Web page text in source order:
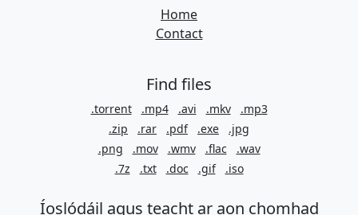
Home
Contact
Find files
.torrent .mp4 .avi .mkv
.mp3
.zip
.rar .pdf .exe
.jpg
.png
.mov .wmv .flac
.wav
.7z
.txt .doc .gif .iso
Íoslódáil agus teacht ar aon chomhad